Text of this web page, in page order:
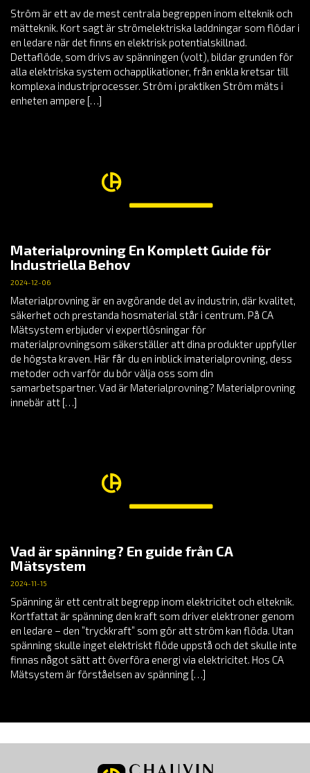
Ström är ett av de mest centrala begreppen inom elteknik och
mätteknik. Kort sagt är strömelektriska laddningar som flödar i
en ledare när det finns en elektrisk potentialskillnad.
Dettaflöde, som drivs av spänningen (volt), bildar grunden för
alla elektriska system ochapplikationer, från enkla kretsar till
komplexa industriprocesser. Ström i praktiken Ström mäts i
enheten ampere […]
Materialprovning En Komplett Guide för
Industriella Behov
2024-12-06
Materialprovning är en avgörande del av industrin, där kvalitet,
säkerhet och prestanda hosmaterial står i centrum. På CA
Mätsystem erbjuder vi expertlösningar för
materialprovningsom säkerställer att dina produkter uppfyller
de högsta kraven. Här får du en inblick imaterialprovning, dess
metoder och varför du bör välja oss som din
samarbetspartner. Vad är Materialprovning? Materialprovning
innebär att […]
Vad är spänning? En guide från CA
Mätsystem
2024-11-15
Spänning är ett centralt begrepp inom elektricitet och elteknik.
Kortfattat är spänning den kraft som driver elektroner genom
en ledare – den ”tryckkraft” som gör att ström kan flöda. Utan
spänning skulle inget elektriskt flöde uppstå och det skulle inte
finnas något sätt att överföra energi via elektricitet. Hos CA
Mätsystem är förståelsen av spänning […]